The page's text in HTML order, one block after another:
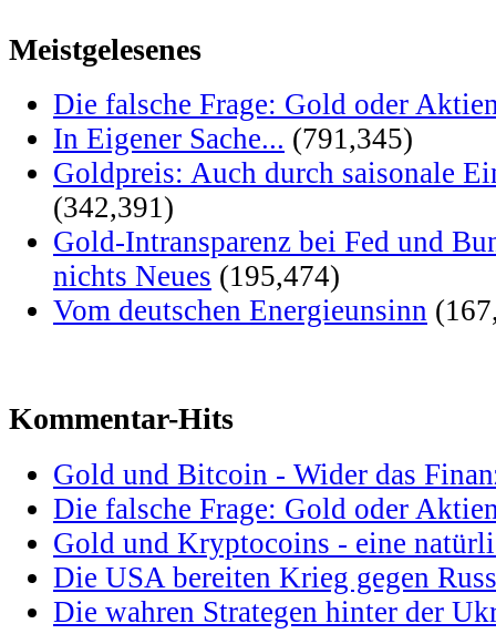
Meistgelesenes
Die falsche Frage: Gold oder
In Eigener Sache... (791,345)
Goldpreis: Auch durch saisonale
(342,391)
Gold-Intransparenz bei Fed und
nichts Neues (195,474)
Vom deutschen Energieunsinn
Kommentar-Hits
Gold und Bitcoin - Wider das
Die falsche Frage: Gold oder
Gold und Kryptocoins - eine
Die USA bereiten Krieg gegen
Die wahren Strategen hinter der